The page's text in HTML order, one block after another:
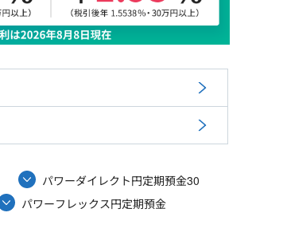
パワーダイレクト円定期預金30
パワーフレックス円定期預金